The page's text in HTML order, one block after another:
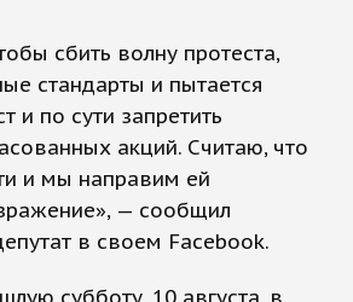
сбить волну протеста,
стандарты и пытается
и по сути запретить
акций. Считаю, что
и мы направим ей
— сообщил
в своем Facebook.